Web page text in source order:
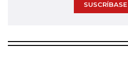
SUSCRÍBASE